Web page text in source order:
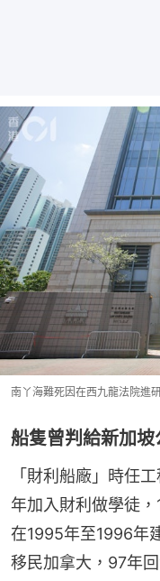
南丫海難死因在西九龍法院進
船隻曾判給新加坡
「財利船廠」時任
年加入財利做學徒
在1995年至1996年
移民加拿大，97年